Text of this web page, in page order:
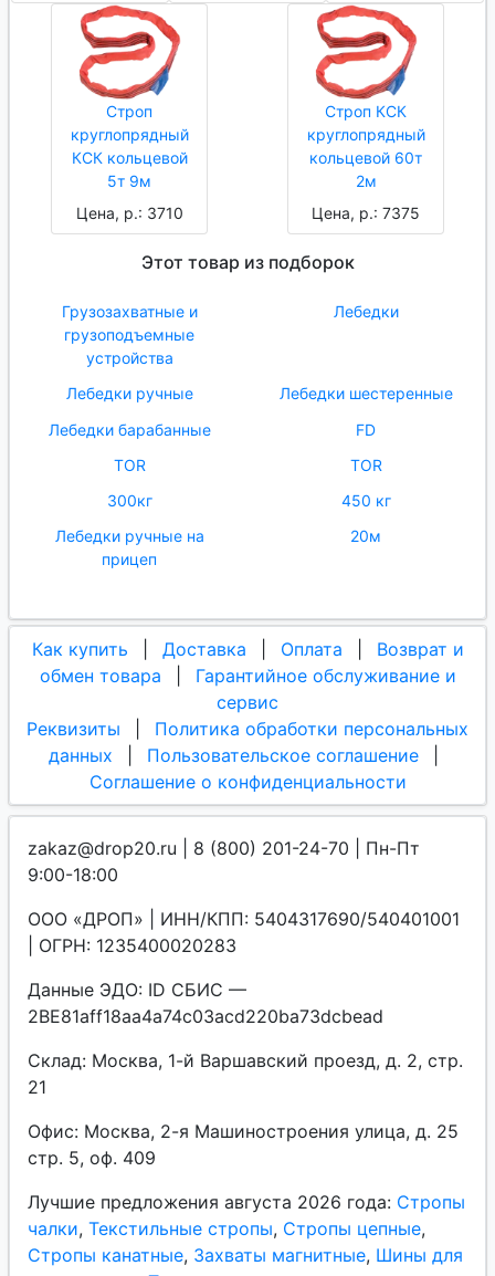
Строп
круглопрядный
КСК кольцевой
5т 9м
Цена, р.: 3710
Строп КСК
круглопрядный
кольцевой 60т
2м
Цена, р.: 7375
Этот товар из подборок
Грузозахватные и
грузоподъемные
устройства
Лебедки
Лебедки ручные
Лебедки шестеренные
Лебедки барабанные
FD
TOR
TOR
300кг
450 кг
Лебедки ручные на
прицеп
20м
Как купить Доставка Оплата
Возврат и
обмен товара
Гарантийное обслуживание и
сервис
Реквизиты
Политика обработки персональных
данных
Пользовательское соглашение
Соглашение о конфиденциальности
zakaz@drop20.ru | 8 (800) 201-24-70 | Пн-Пт
9:00-18:00
ООО «ДРОП» | ИНН/КПП: 5404317690/540401001
| ОГРН: 1235400020283
Данные ЭДО: ID СБИС —
2BE81aff18aa4a74c03acd220ba73dcbead
Склад: Москва, 1-й Варшавский проезд, д. 2, стр.
21
Офис: Москва, 2-я Машиностроения улица, д. 25
стр. 5, оф. 409
Лучшие предложения августа 2026 года: Стропы
чалки, Текстильные стропы, Стропы цепные,
Стропы канатные, Захваты магнитные, Шины для